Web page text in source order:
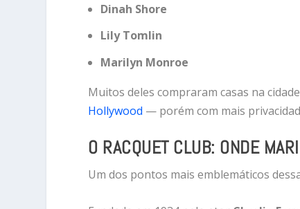
Dinah Shore
Lily Tomlin
Marilyn Monroe
Muitos deles compraram casas na
Hollywood — porém com mais
O RACQUET CLUB: ONDE
Um dos pontos mais emblemáticos